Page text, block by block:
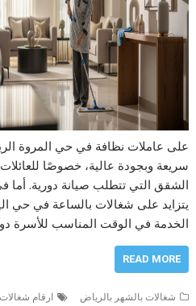
على عاملات نظافة في حي المروة
سريعة وبجودة عالية، خصوصًا
الشقق التي تتطلب صيانة دورية.
يتزايد على شغالات بالساعة في حي
الخدمة في الوقت المناسب للأسرة
READ MORE
شغالات بالشهر بالرياض ارقام